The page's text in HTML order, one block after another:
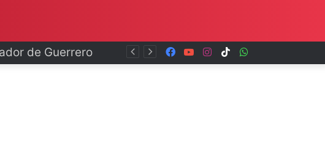
TikTok
Instagram
YouTube
Facebook